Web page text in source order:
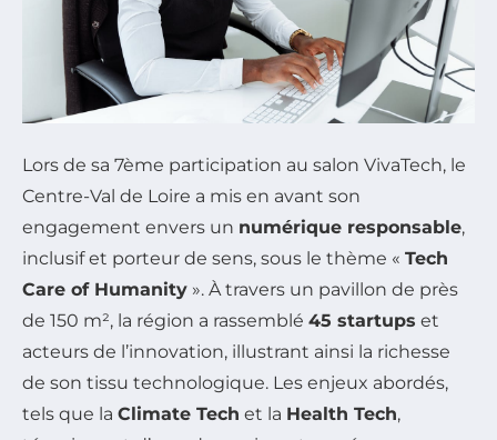
Lors de sa 7ème participation au salon VivaTech, le
Centre-Val de Loire a mis en avant son
engagement envers un numérique responsable,
inclusif et porteur de sens, sous le thème « Tech
Care of Humanity ». À travers un pavillon de près
de 150 m², la région a rassemblé 45 startups et
acteurs de l’innovation, illustrant ainsi la richesse
de son tissu technologique. Les enjeux abordés,
tels que la Climate Tech et la Health Tech,